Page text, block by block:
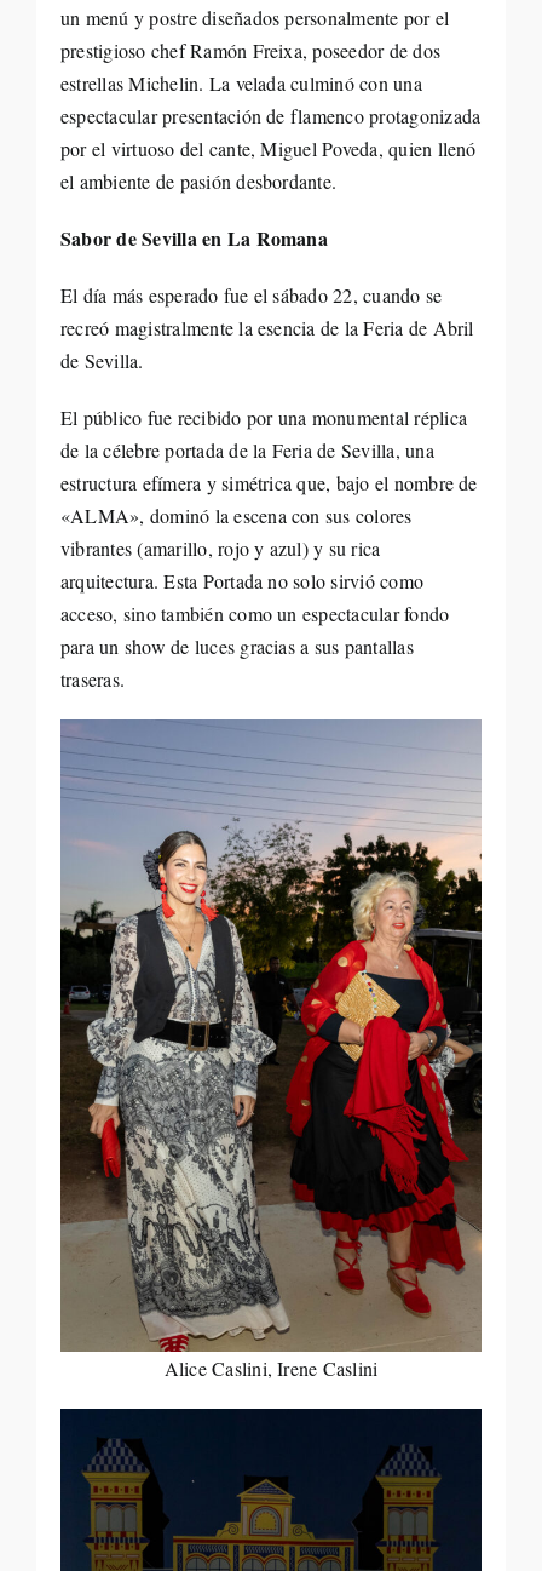
un menú y postre diseñados personalmente por el
prestigioso chef Ramón Freixa, poseedor de dos
estrellas Michelin. La velada culminó con una
espectacular presentación de flamenco protagonizada
por el virtuoso del cante, Miguel Poveda, quien llenó
el ambiente de pasión desbordante.
Sabor de Sevilla en La Romana
El día más esperado fue el sábado 22, cuando se
recreó magistralmente la esencia de la Feria de Abril
de Sevilla.
El público fue recibido por una monumental réplica
de la célebre portada de la Feria de Sevilla, una
estructura efímera y simétrica que, bajo el nombre de
«ALMA», dominó la escena con sus colores
vibrantes (amarillo, rojo y azul) y su rica
arquitectura. Esta Portada no solo sirvió como
acceso, sino también como un espectacular fondo
para un show de luces gracias a sus pantallas
traseras.
Alice Caslini, Irene Caslini